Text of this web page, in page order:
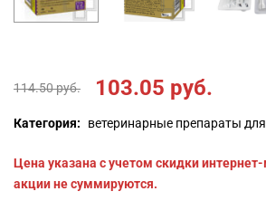
114.50руб. 103.05 руб.
Категория: ветеринарные препараты
Цена указана с учетом скидки
акции не суммируются.